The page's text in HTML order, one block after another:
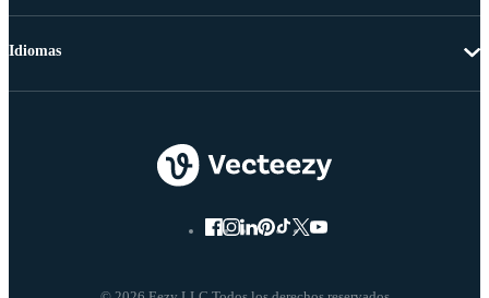
Idiomas